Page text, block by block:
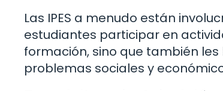
Las IPES a menudo están
estudiantes participar en
formación, sino que también
problemas sociales y